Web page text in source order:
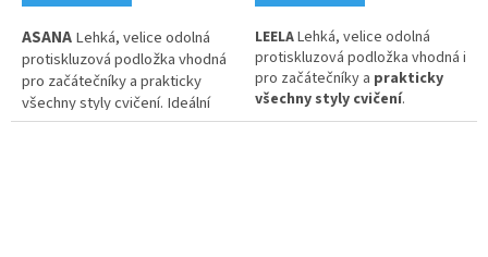
ASANALehká, velice odolná
protiskluzová podložka vhodná
pro začátečníky a prakticky
všechny styly cvičení. Ideální
pro každodenní použití.
LEELALehká, velice odolná
protiskluzová podložka vhodná i
pro začátečníky a prakticky
všechny styly cvičení.
Oboustranně tlumící nárazy.